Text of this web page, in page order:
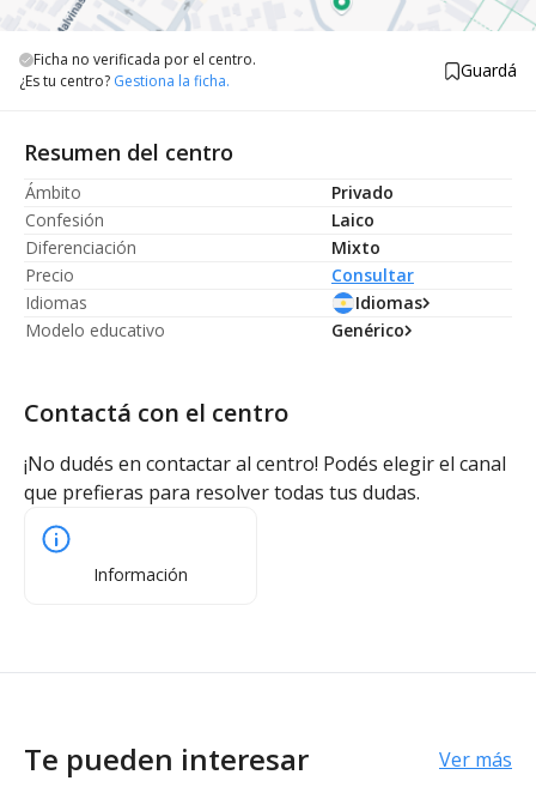
Ficha no verificada por el centro.
¿Es tu centro? Gestiona la ficha. Guardá
Resumen del centro
Ámbito
Privado
Confesión
Laico
Diferenciación
Mixto
Precio
Consultar
Idiomas
Idiomas
Modelo educativo
Genérico
Contactá con el centro
¡No dudés en contactar al centro! Podés elegir el canal
que prefieras para resolver todas tus dudas.
Información
Te pueden interesar Ver más